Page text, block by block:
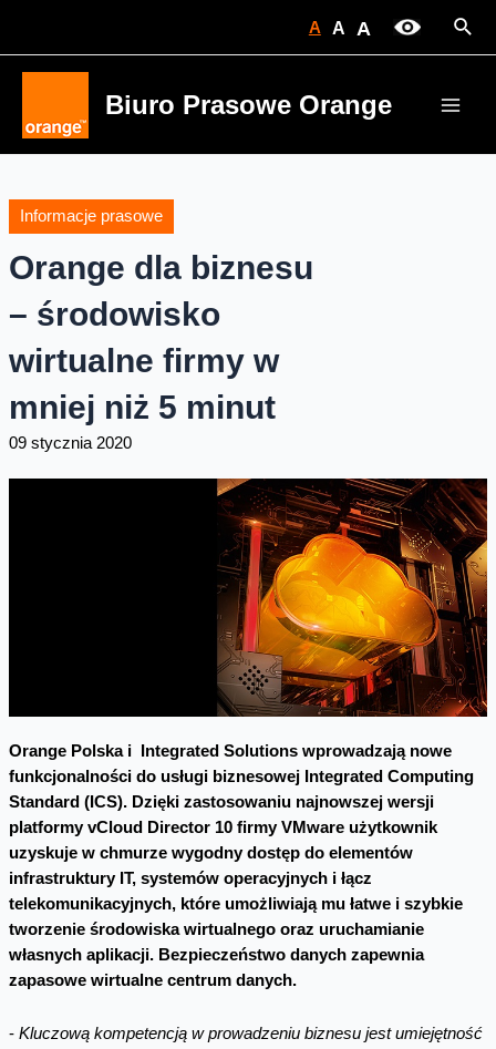
A A A
Biuro Prasowe Orange
Informacje prasowe
Orange dla biznesu
– środowisko
wirtualne firmy w
mniej niż 5 minut
09 stycznia 2020
Orange Polska i Integrated Solutions wprowadzają nowe
funkcjonalności do usługi biznesowej Integrated Computing
Standard (ICS). Dzięki zastosowaniu najnowszej wersji
platformy vCloud Director 10 firmy VMware użytkownik
uzyskuje w chmurze wygodny dostęp do elementów
infrastruktury IT, systemów operacyjnych i łącz
telekomunikacyjnych, które umożliwiają mu łatwe i szybkie
tworzenie środowiska wirtualnego oraz uruchamianie
własnych aplikacji. Bezpieczeństwo danych zapewnia
zapasowe wirtualne centrum danych.
- Kluczową kompetencją w prowadzeniu biznesu jest umiejętność